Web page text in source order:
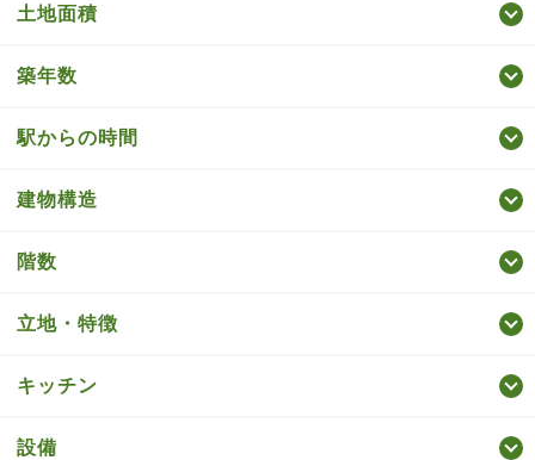
土地面積
築年数
駅からの時間
建物構造
階数
立地・特徴
キッチン
設備